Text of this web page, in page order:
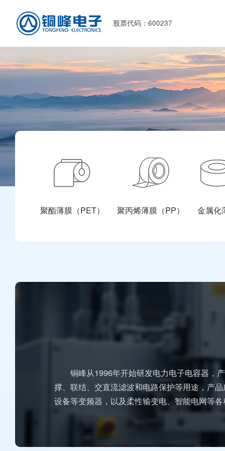
股票代码：600237
聚酯薄膜（PET） 聚丙烯薄膜（PP） 金属化
铜峰从1996年开始研发电力电子电容器，
撑、联结、交直流滤波和电路保护等用途，产
设备等变频器，以及柔性输变电、智能电网等